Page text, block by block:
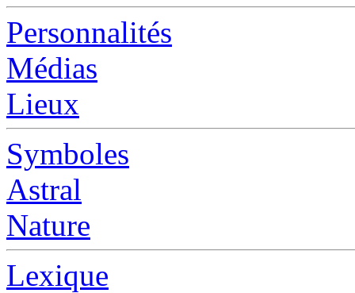
Personnalités
Médias
Lieux
Symboles
Astral
Nature
Lexique